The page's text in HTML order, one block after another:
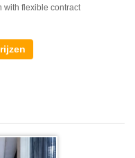
with flexible contract